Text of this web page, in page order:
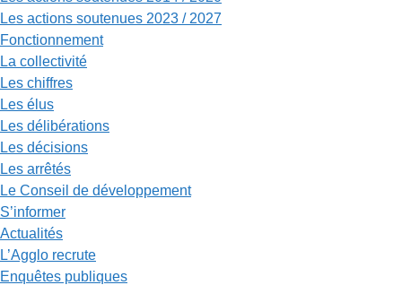
Les actions soutenues 2023 / 2027
Fonctionnement
La collectivité
Les chiffres
Les élus
Les délibérations
Les décisions
Les arrêtés
Le Conseil de développement
S’informer
Actualités
L’Agglo recrute
Enquêtes publiques